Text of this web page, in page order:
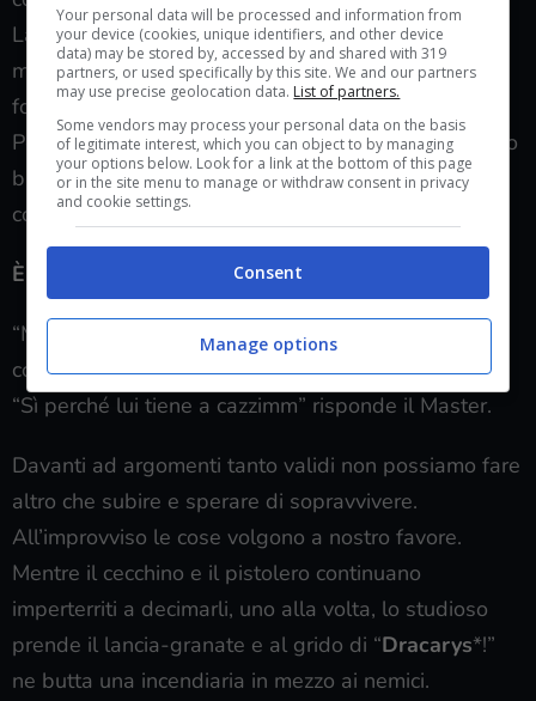
La parete è quasi impossibile da scalare e i grossi
massi del canyon si sbriciolano troppo in fretta per
fornire una copertura decente.
Per di più vediamo una delle figure che apre quattro
braccia e tira fuori due fucili di precisione coi quali
comincia a bersagliarci.
È palesemente Teodosia, o un altro clone.
“Ma può usare due fucili da precisione
contemporaneamente?” chiediamo noi in coro.
“Sì perché lui tiene a cazzimm” risponde il Master.
Davanti ad argomenti tanto validi non possiamo fare
altro che subire e sperare di sopravvivere.
All’improvviso le cose volgono a nostro favore.
Mentre il cecchino e il pistolero continuano
imperterriti a decimarli, uno alla volta, lo studioso
prende il lancia-granate e al grido di “Dracarys*!”
ne butta una incendiaria in mezzo ai nemici.
Your personal data will be processed and information from
your device (cookies, unique identifiers, and other device
data) may be stored by, accessed by and shared with 319
partners, or used specifically by this site. We and our partners
may use precise geolocation data. List of partners.
Some vendors may process your personal data on the basis
of legitimate interest, which you can object to by managing
your options below. Look for a link at the bottom of this page
or in the site menu to manage or withdraw consent in privacy
and cookie settings.
Consent
Manage options